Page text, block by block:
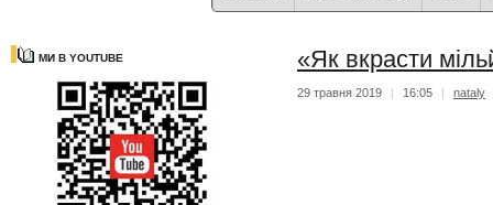
МИ В YOUTUBE «Як вкрасти
29 травня 2019 | 16:05 | nataly